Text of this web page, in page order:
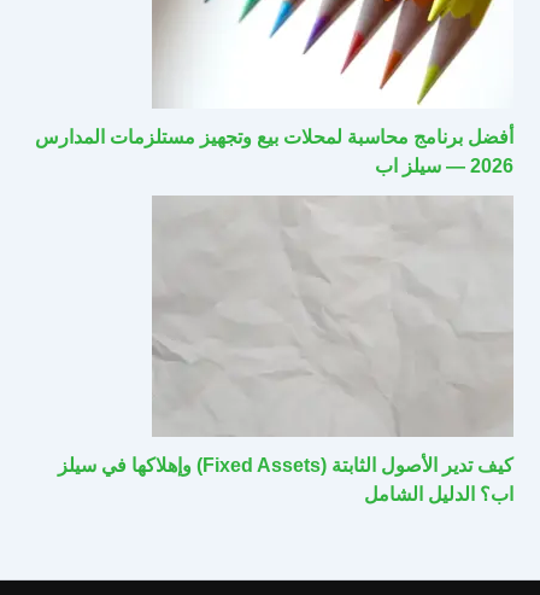
أفضل برنامج محاسبة لمحلات بيع وتجهيز مستلزمات المدارس
2026 — سيلز اب
كيف تدير الأصول الثابتة (Fixed Assets) وإهلاكها في سيلز
اب؟ الدليل الشامل